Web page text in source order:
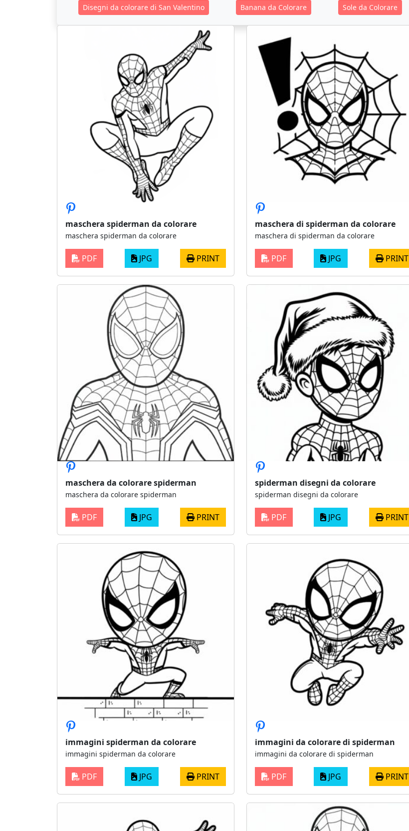
Disegni da colorare di San Valentino
Banana da Colorare Sole da Colorare
maschera spiderman da colorare
maschera spiderman da colorare
PDF JPG PRINT
maschera di spiderman da colorare
maschera di spiderman da colorare
PDF JPG PRINT
maschera da colorare spiderman
maschera da colorare spiderman
PDF JPG PRINT
spiderman disegni da colorare
spiderman disegni da colorare
PDF JPG PRINT
immagini spiderman da colorare
immagini spiderman da colorare
PDF JPG PRINT
immagini da colorare di spiderman
immagini da colorare di spiderman
PDF JPG PRINT